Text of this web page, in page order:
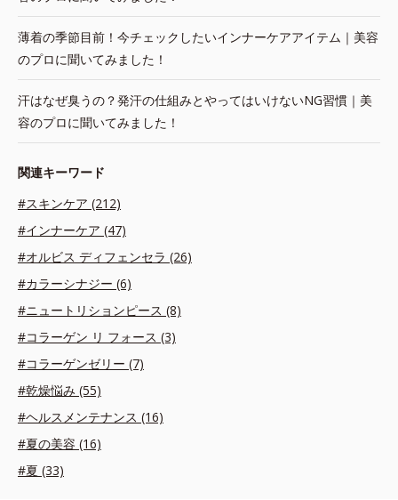
薄着の季節目前！今チェックしたいインナーケアアイテム｜美容
のプロに聞いてみました！
汗はなぜ臭うの？発汗の仕組みとやってはいけないNG習慣｜美
容のプロに聞いてみました！
関連キーワード
#スキンケア (212)
#インナーケア (47)
#オルビス ディフェンセラ (26)
#カラーシナジー (6)
#ニュートリションピース (8)
#コラーゲン リ フォース (3)
#コラーゲンゼリー (7)
#乾燥悩み (55)
#ヘルスメンテナンス (16)
#夏の美容 (16)
#夏 (33)